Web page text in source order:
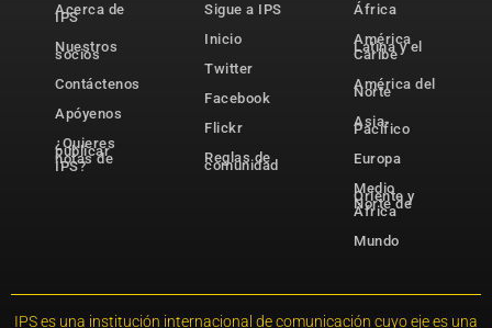
Acerca de
IPS
Nuestros
socios
Contáctenos
Apóyenos
¿Quieres
publicar
notas de
IPS?
Sigue a IPS
Inicio
Twitter
Facebook
Flickr
Reglas de
comunidad
África
América
Latina y el
Caribe
América del
Norte
Asia-
Pacífico
Europa
Medio
Oriente y
Norte de
África
Mundo
IPS es una institución internacional de comunicación cuyo eje es una